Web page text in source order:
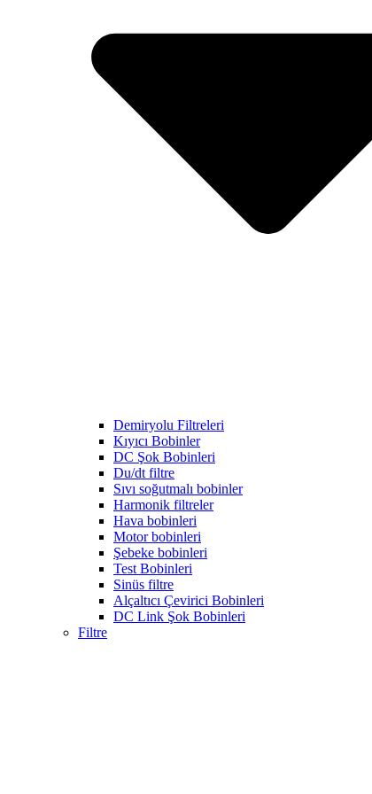
Demiryolu Filtreleri
Kıyıcı Bobinler
DC Şok Bobinleri
Du/dt filtre
Sıvı soğutmalı bobinler
Harmonik filtreler
Hava bobinleri
Motor bobinleri
Şebeke bobinleri
Test Bobinleri
Sinüs filtre
Alçaltıcı Çevirici Bobinleri
DC Link Şok Bobinleri
Filtre